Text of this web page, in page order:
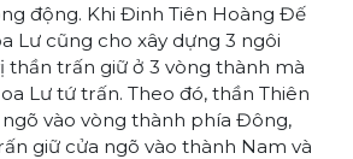
động. Khi Đinh Tiên Hoàng Đế
Lư cũng cho xây dựng 3 ngôi
thần trấn giữ ở 3 vòng thành mà
Lư tứ trấn. Theo đó, thần Thiên
vào vòng thành phía Đông,
giữ cửa ngõ vào thành Nam và